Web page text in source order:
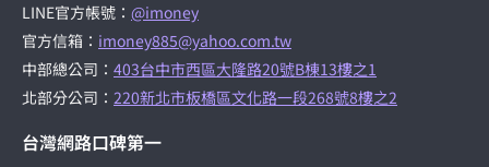
LINE官方帳號： @imoney
官方信箱： imoney885@yahoo.com.tw
中部總公司： 403台中市西區大隆路20號B棟13樓之1
北部分公司： 220新北市板橋區文化路一段268號8樓之2
台灣網路口碑第一